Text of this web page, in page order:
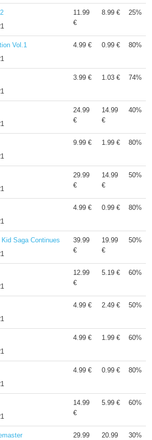
11.99
€
8.99 € 25%
Vol.1
4.99 € 0.99 € 80%
3.99 € 1.03 € 74%
24.99
€
14.99
€
40%
9.99 € 1.99 € 80%
29.99
€
14.99
€
50%
4.99 € 0.99 € 80%
Saga Continues
39.99
€
19.99
€
50%
12.99
€
5.19 € 60%
4.99 € 2.49 € 50%
4.99 € 1.99 € 60%
4.99 € 0.99 € 80%
14.99
€
5.99 € 60%
29.99
20.99
30%